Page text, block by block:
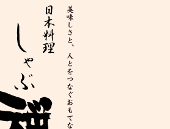
店舗情報
ご優待
ランドトップ
予約はこちら